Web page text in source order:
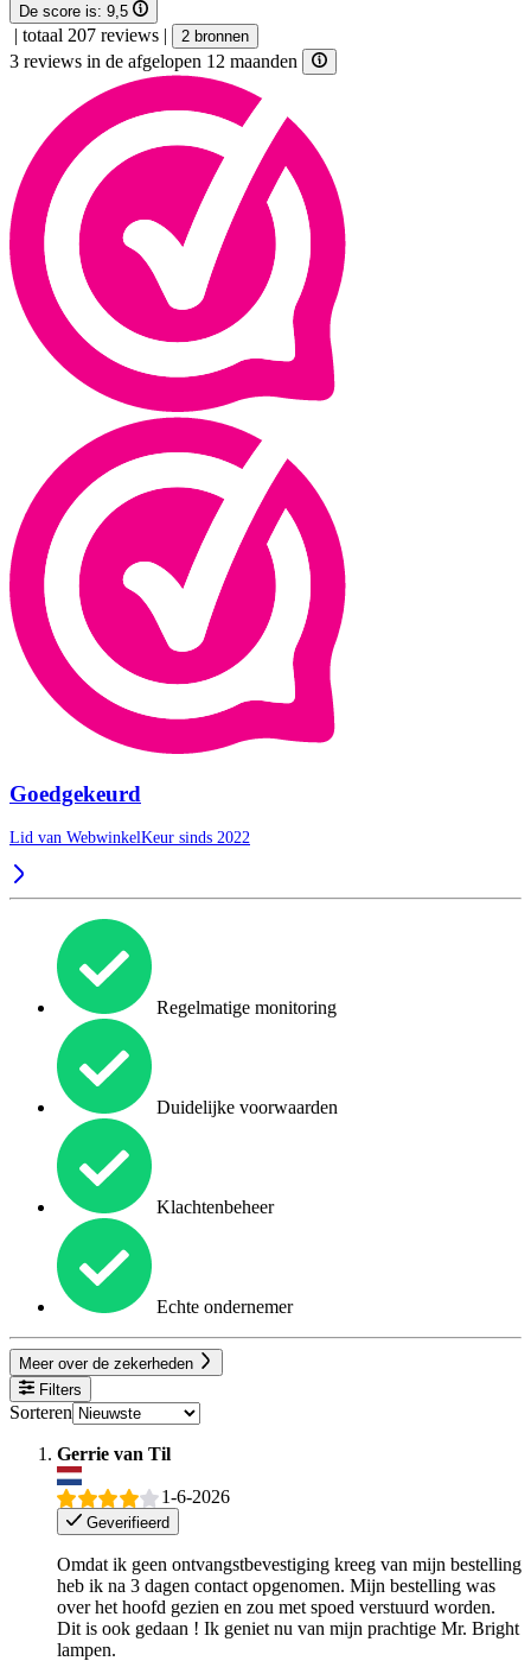
De score is: 9,5
| totaal 207 reviews | 2 bronnen
3 reviews in de afgelopen 12 maanden
Goedgekeurd
Lid van WebwinkelKeur sinds 2022
Regelmatige monitoring
Duidelijke voorwaarden
Klachtenbeheer
Echte ondernemer
Meer over de zekerheden
Filters
Sorteren
Gerrie van Til
1-6-2026
Geverifieerd
Omdat ik geen ontvangstbevestiging kreeg van mijn bestelling
heb ik na 3 dagen contact opgenomen. Mijn bestelling was
over het hoofd gezien en zou met spoed verstuurd worden.
Dit is ook gedaan ! Ik geniet nu van mijn prachtige Mr. Bright
lampen.